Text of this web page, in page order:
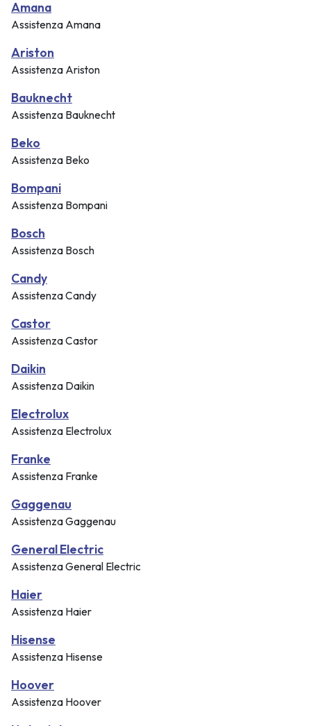
Amana
Assistenza Amana
Ariston
Assistenza Ariston
Bauknecht
Assistenza Bauknecht
Beko
Assistenza Beko
Bompani
Assistenza Bompani
Bosch
Assistenza Bosch
Candy
Assistenza Candy
Castor
Assistenza Castor
Daikin
Assistenza Daikin
Electrolux
Assistenza Electrolux
Franke
Assistenza Franke
Gaggenau
Assistenza Gaggenau
General Electric
Assistenza General Electric
Haier
Assistenza Haier
Hisense
Assistenza Hisense
Hoover
Assistenza Hoover